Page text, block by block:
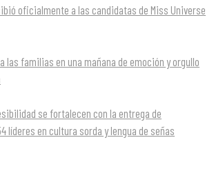
oficialmente a las candidatas de Miss Universe
las familias en una mañana de emoción y orgullo
se fortalecen con la entrega de
líderes en cultura sorda y lengua de señas